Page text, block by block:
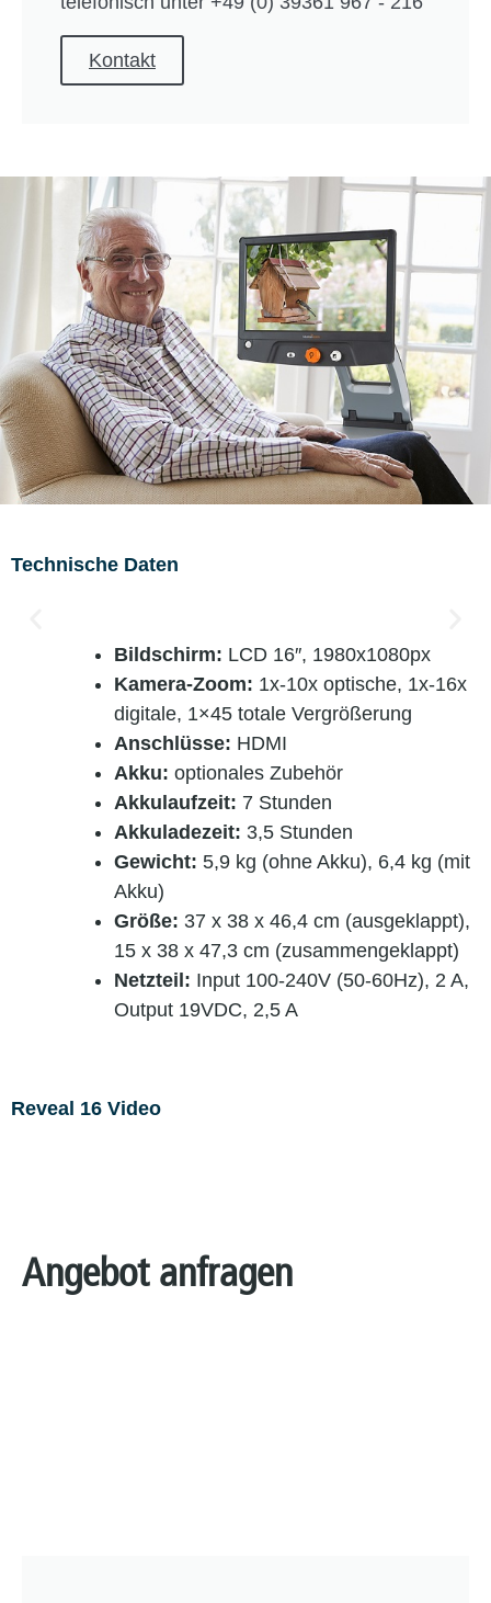
Kontakt
Technische Daten
Bildschirm: LCD 16″, 1980x1080px
Kamera-Zoom: 1x-10x optische, 1x-16x
digitale, 1×45 totale Vergrößerung
Anschlüsse: HDMI
Akku: optionales Zubehör
Akkulaufzeit: 7 Stunden
Akkuladezeit: 3,5 Stunden
Gewicht: 5,9 kg (ohne Akku), 6,4 kg (mit
Akku)
Größe: 37 x 38 x 46,4 cm (ausgeklappt),
15 x 38 x 47,3 cm (zusammengeklappt)
Netzteil: Input 100-240V (50-60Hz), 2 A,
Output 19VDC, 2,5 A
Reveal 16 Video
Angebot anfragen